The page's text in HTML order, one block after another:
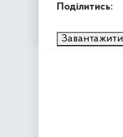
Поділитись:
Завантажити